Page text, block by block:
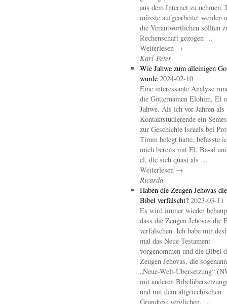
aus dem Internet zu nehmen.
müsste aufgearbeitet werden
die Verantwortlichen sollten
Rechenschaft gezogen …
Weiterlesen →
Karl-Peter
Wie Jahwe zum alleinigen
wurde 2024-02-10
Eine interessante Analyse
die Götternamen Elohim, El
Jahwe. Als ich vor Jahren als
Kontaktstudierende ein
zur Geschichte Israels bei
Timm belegt hatte, befasste
mich bereits mit El, Ba-al
el, die sich quasi als …
Weiterlesen →
Ricarda
Haben die Zeugen Jehovas die
Bibel verfälscht? 2023-03-11
Es wird immer wieder
dass die Zeugen Jehovas die
verfälschen. Ich habe mir
mal das Neue Testament
vorgenommen und die Bibel
Zeugen Jehovas, die
„Neue-Welt-Übersetzung“
mit anderen
und mit dem altgriechischen
Grundtext verglichen. …